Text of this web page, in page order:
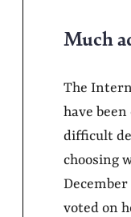
Much
The
have
difficult
choosing
voted on